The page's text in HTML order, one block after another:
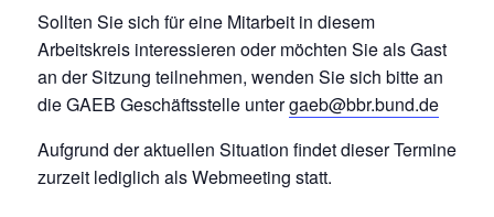
Sollten Sie sich für eine Mitarbeit in diesem
Arbeitskreis interessieren oder möchten Sie als Gast
an der Sitzung teilnehmen, wenden Sie sich bitte an
die GAEB Geschäftsstelle untergaeb@bbr.bund.de
Aufgrund der aktuellen Situation findet dieser Termine
zurzeit lediglich als Webmeeting statt.